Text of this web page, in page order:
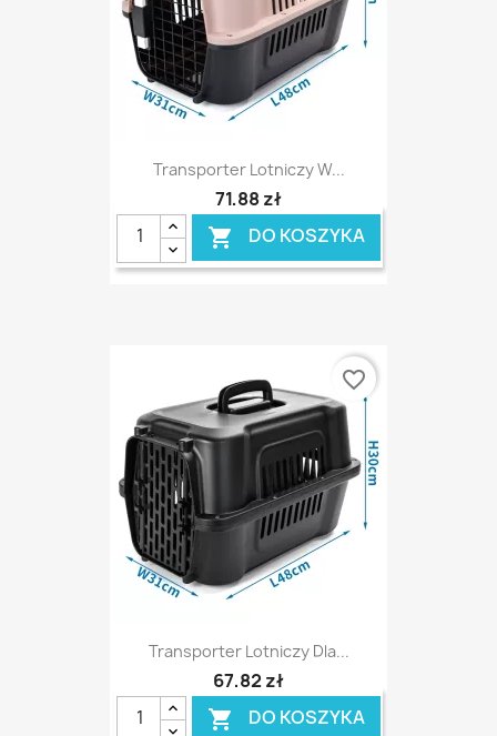
Transporter Lotniczy W...
71,88 zł
 DO KOSZYKA
Transporter Lotniczy Dla...
67,82 zł
 DO KOSZYKA
favorite_border